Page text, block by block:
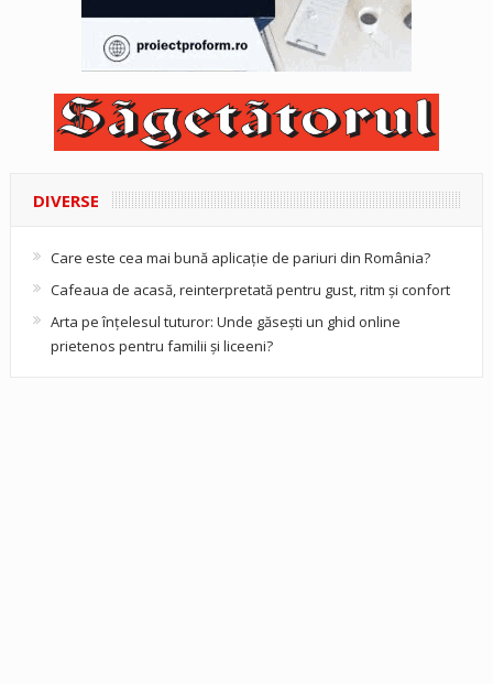
DIVERSE
Care este cea mai bună aplicație de pariuri din România?
Cafeaua de acasă, reinterpretată pentru gust, ritm și confort
Arta pe înțelesul tuturor: Unde găsești un ghid online
prietenos pentru familii și liceeni?